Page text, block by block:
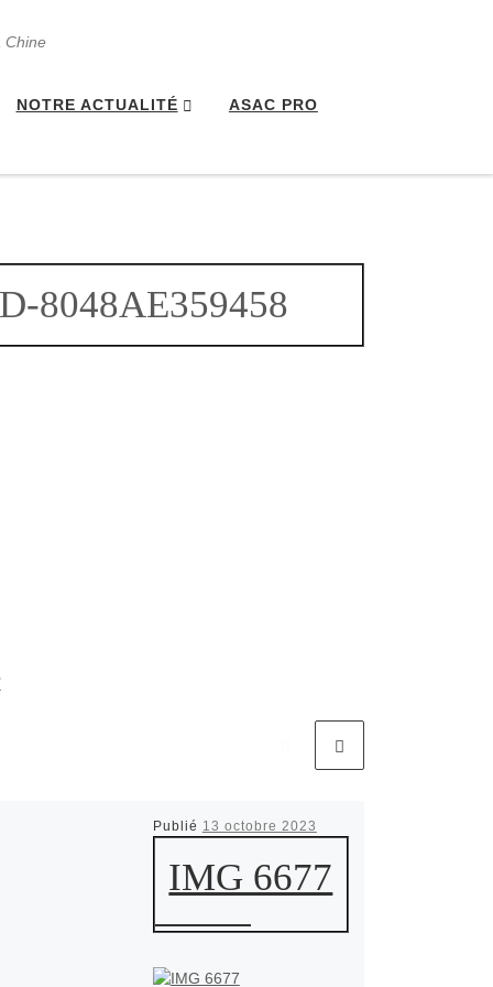
Chine
NOTRE ACTUALITÉ ASAC PRO
8048AE359458
Publié 13 octobre 2023
IMG 6677